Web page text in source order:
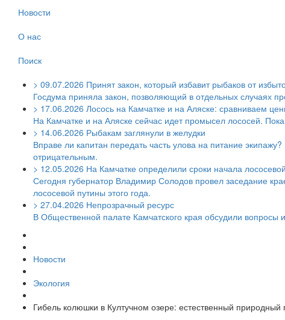
Новости
О нас
Поиск
> 09.07.2026 Принят закон, который избавит рыбаков от
Госдума приняла закон, позволяющий в отдельных случаях
> 17.06.2026 Лосось на Камчатке и на Аляске: сравниваем
На Камчатке и на Аляске сейчас идет промысел лососей.
> 14.06.2026 Рыбакам заглянули в желудки
Вправе ли капитан передать часть улова на питание
отрицательным.
> 12.05.2026 На Камчатке определили сроки начала
Сегодня губернатор Владимир Солодов провел заседание
лососевой путины этого года.
> 27.04.2026 Непрозрачный ресурс
В Общественной палате Камчатского края обсудили
Новости
Экология
Гибель колюшки в Култучном озере: естественный природный